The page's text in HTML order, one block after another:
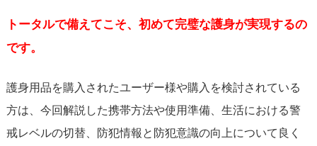
トータルで備えてこそ、初めて完璧な護身が実現するの
です。
護身用品を購入されたユーザー様や購入を検討されている
方は、今回解説した携帯方法や使用準備、生活における警
戒レベルの切替、防犯情報と防犯意識の向上について良く